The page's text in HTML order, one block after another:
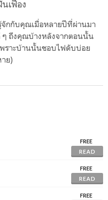
เฟื่อง
กกับคุณเมื่อหลายปีที่ผ่านมา
ๆ ถึงคุณบ้างหลังจากตอนนั้น
ราะบ้านนั้นชอบไฟดับบ่อย
ย)
FREE
READ
FREE
READ
FREE